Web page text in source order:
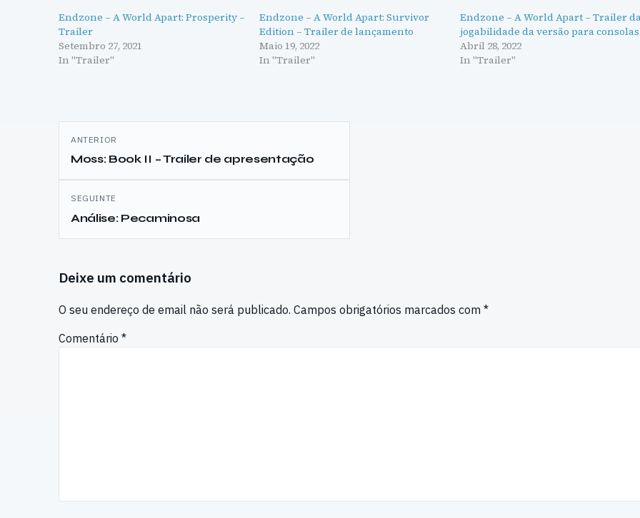
Endzone – A World Apart: Prosperity –
Trailer
Setembro 27, 2021
In "Trailer"
Endzone – A World Apart: Survivor
Edition – Trailer de lançamento
Maio 19, 2022
In "Trailer"
Endzone – A World Apart – Trailer
jogabilidade da versão para consolas
Abril 28, 2022
In "Trailer"
Navegação
de
artigos
ANTERIOR
Moss: Book II – Trailer de apresentação
SEGUINTE
Análise: Pecaminosa
Deixe um comentário
O seu endereço de email não será publicado. Campos obrigatórios marcados com *
Comentário *